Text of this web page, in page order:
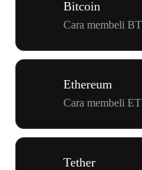
Bitcoin
Cara membeli
Ethereum
Cara membeli
Tether